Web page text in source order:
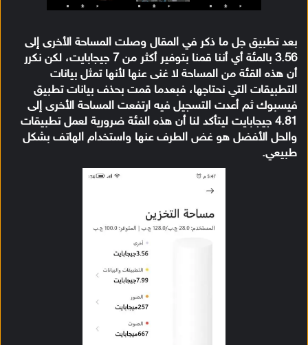
بعد تطبيق جل ما ذكر في المقال وصلت المساحة الأخرى إلى
3.56 بالمئة أي أننا قمنا بتوفير أكثر من 7 جيجابايت، لكن نكرر
أن هذه القئة من المساحة لا غنى عنها لأنها تمثل بيانات
التطبيقات التي نحتاجها، فبعدما قمت بحذف بيانات تطبيق
فيسبوك ثم أعدت التسجيل فيه ارتفعت المساحة الأخرى إلى
4.81 جيجابايت ليتأكد لنا أن هذه الفئة ضرورية لعمل تطبيقات
والحل الأفضل هو غض الطرف عنها واستخدام الهاتف بشكل
طبيعي.